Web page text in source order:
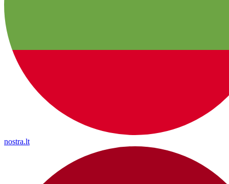
nostra.lt